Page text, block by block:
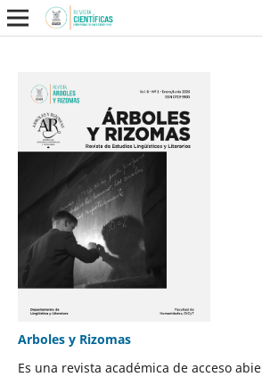
Arboles y Rizomas
Es una revista académica de acceso